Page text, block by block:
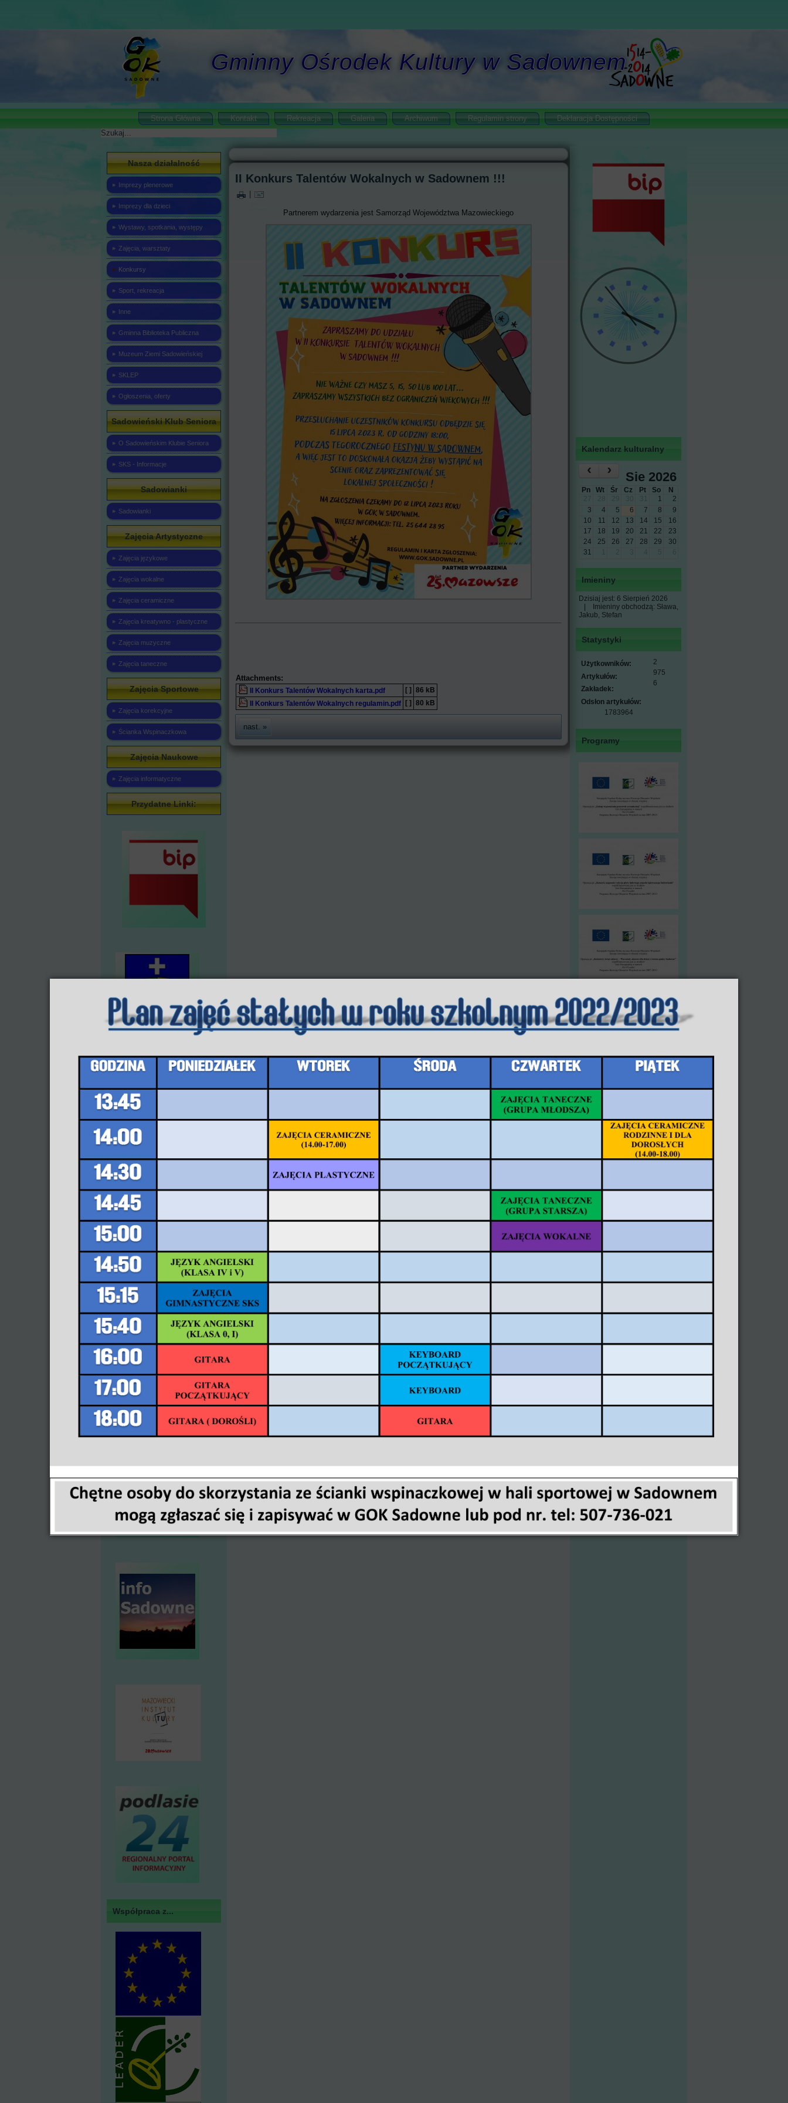
Gminny Ośrodek Kultury w Sadownem
Strona Główna Kontakt Rekreacja Galeria Archiwum Regulamin strony
Deklaracja Dostępności
Szukaj
Nasza działalność
Imprezy plenerowe
Imprezy dla dzieci
Wystawy, spotkania, występy
Zajęcia, warsztaty
Konkursy
Sport, rekreacja
Inne
Gminna Biblioteka Publiczna
Muzeum Ziemi Sadowieńskiej
SKLEP
Ogłoszenia, oferty
Sadowieński Klub Seniora
O Sadowieńskim Klubie Seniora
SKS - Informacje
Sadowianki
Sadowianki
Zajęcia Artystyczne
Zajęcia językowe
Zajęcia wokalne
Zajęcia ceramiczne
Zajęcia kreatywno - plastyczne
Zajęcia muzyczne
Zajęcia taneczne
Zajęcia Sportowe
Zajęcia korekcyjne
Ścianka Wspinaczkowa
Zajęcia Naukowe
Zajęcia informatyczne
Przydatne Linki:
Współpraca z...
II Konkurs Talentów Wokalnych w Sadownem !!!
Partnerem wydarzenia jest Samorząd Województwa Mazowieckiego
Attachments:
II Konkurs Talentów Wokalnych karta.pdf [ ]
86 kB
II Konkurs Talentów Wokalnych regulamin.pdf
[ ] 80 kB
nast. »
Kalendarz kulturalny
‹ › Sie 2026
Pn Wt Śr Cz Pt So
N
1
2
3
4 5 6 7 8
9
10
11 12 13 14 15
16
17
18 19 20 21 22
23
24
25 26 27 28 29
30
31
Imieniny
Dzisiaj jest: 6 Sierpień 2026
Imieniny obchodzą: Sława,
Jakub, Stefan
Statystyki
Użytkowników:
2
Artykułów:
975
Zakładek:
6
Odsłon artykułów:
1783964
Programy